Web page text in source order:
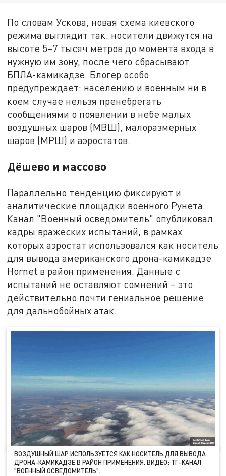
По словам Ускова, новая схема киевского
режима выглядит так: носители движутся на
высоте 5–7 тысяч метров до момента входа в
нужную им зону, после чего сбрасывают
БПЛА-камикадзе. Блогер особо
предупреждает: населению и военным ни в
коем случае нельзя пренебрегать
сообщениями о появлении в небе малых
воздушных шаров (МВШ), малоразмерных
шаров (МРШ) и аэростатов.
Дёшево и массово
Параллельно тенденцию фиксируют и
аналитические площадки военного Рунета.
Канал "Военный осведомитель" опубликовал
кадры вражеских испытаний, в рамках
которых аэростат использовался как носитель
для вывода американского дрона-камикадзе
Hornet в район применения. Данные с
испытаний не оставляют сомнений – это
действительно почти гениальное решение
для дальнобойных атак.
ВОЗДУШНЫЙ ШАР ИСПОЛЬЗУЕТСЯ КАК НОСИТЕЛЬ ДЛЯ ВЫВОДА
ДРОНА-КАМИКАДЗЕ В РАЙОН ПРИМЕНЕНИЯ. ВИДЕО: ТГ-КАНАЛ
"ВОЕННЫЙ ОСВЕДОМИТЕЛЬ".